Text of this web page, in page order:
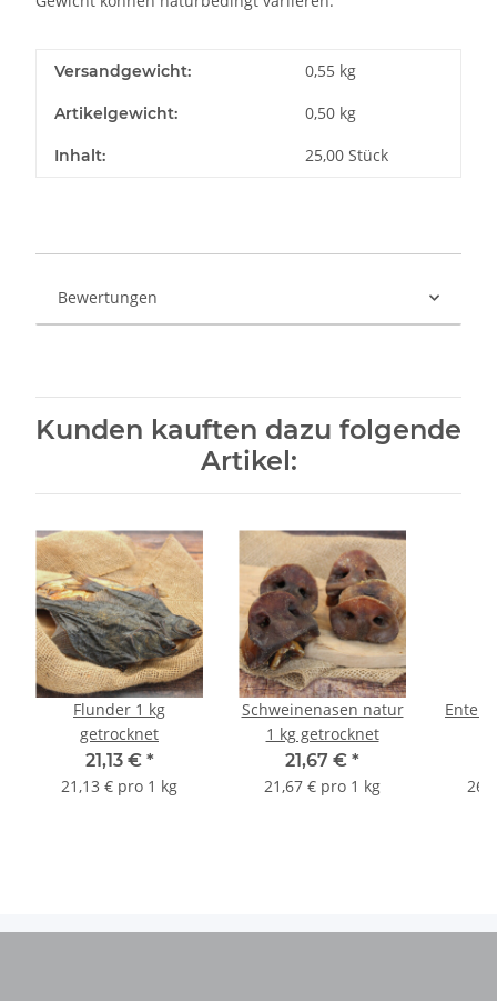
Versandgewicht: 0,55 kg
Artikelgewicht: 0,50 kg
Inhalt: 25,00 Stück
Bewertungen
Kunden kauften dazu folgende
Artikel:
Flunder 1 kg
getrocknet
21,13 € *
21,13 € pro 1 kg
Schweinenasen natur
1 kg getrocknet
21,67 € *
21,67 € pro 1 kg